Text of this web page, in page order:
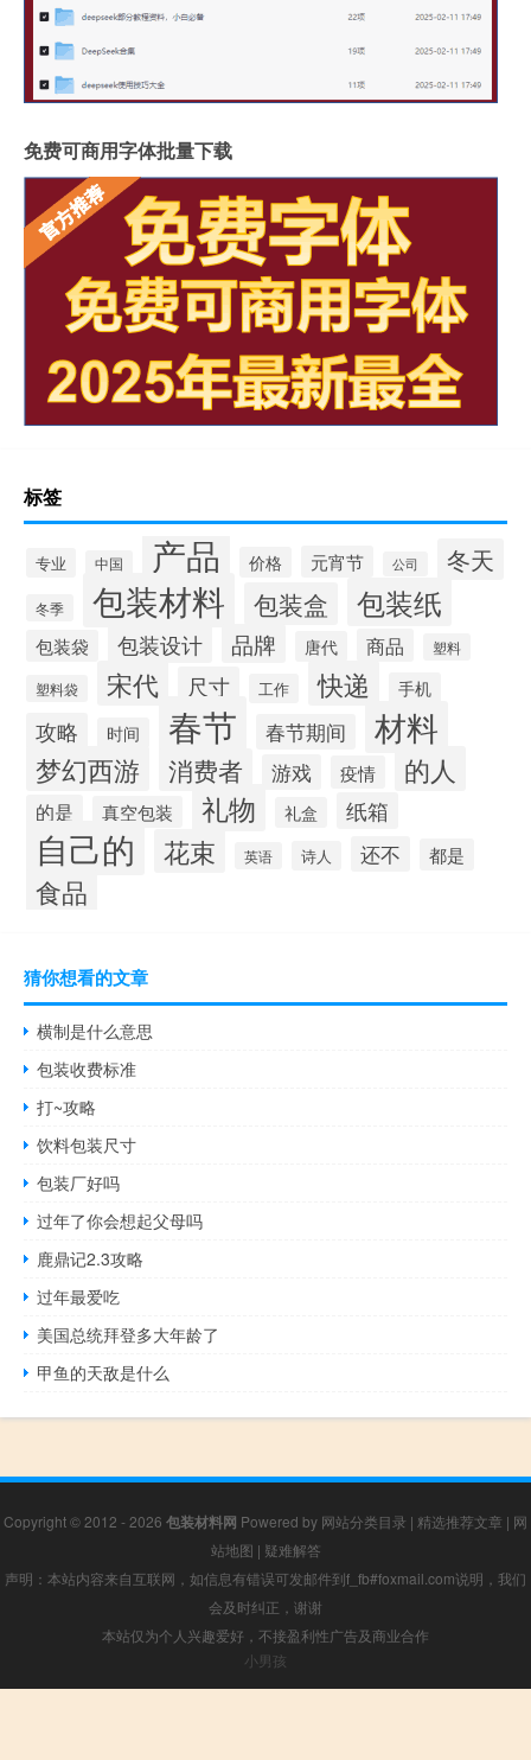
免费可商用字体批量下载
标签
专业 中国 产品 价格 元宵节 公司 冬天
冬季 包装材料 包装盒 包装纸
包装袋 包装设计 品牌 唐代 商品 塑料
塑料袋 宋代 尺寸 工作 快递 手机
攻略 时间 春节 春节期间 材料
梦幻西游 消费者 游戏 疫情 的人
的是 真空包装 礼物 礼盒 纸箱
自己的 花束 英语 诗人 还不 都是
食品
猜你想看的文章
横制是什么意思
包装收费标准
打~攻略
饮料包装尺寸
包装厂好吗
过年了你会想起父母吗
鹿鼎记2.3攻略
过年最爱吃
美国总统拜登多大年龄了
甲鱼的天敌是什么
Copyright © 2012 - 2026 包装材料网 Powered by 网站分类目录 | 精选推荐文章 | 网
站地图 | 疑难解答
声明：本站内容来自互联网，如信息有错误可发邮件到f_fb#foxmail.com说明，我们
会及时纠正，谢谢
本站仅为个人兴趣爱好，不接盈利性广告及商业合作
小男孩